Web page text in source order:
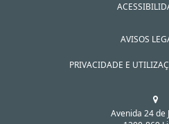
AVISOS
PRIVACIDADE E
Avenida 24 de